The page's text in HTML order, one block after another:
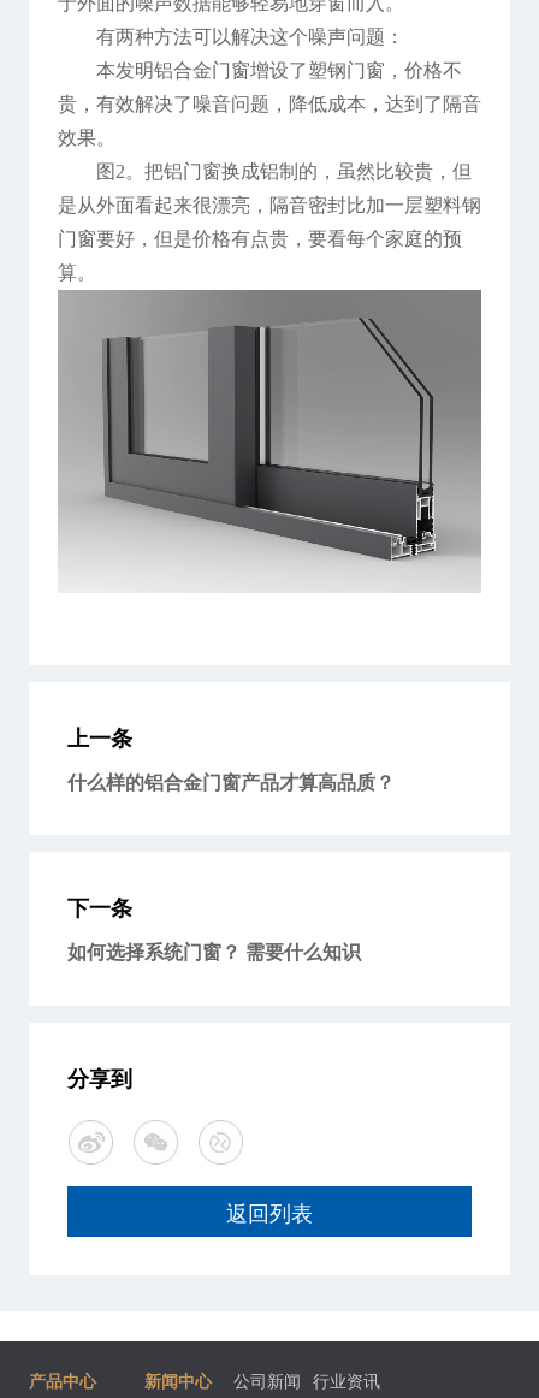
有两种方法可以解决这个噪声问题：
本发明铝合金门窗增设了塑钢门窗，价格不
贵，有效解决了噪音问题，降低成本，达到了隔音
效果。
图2。把铝门窗换成铝制的，虽然比较贵，但
是从外面看起来很漂亮，隔音密封比加一层塑料钢
门窗要好，但是价格有点贵，要看每个家庭的预
算。
上一条
什么样的铝合金门窗产品才算高品质？
下一条
如何选择系统门窗？ 需要什么知识
分享到
返回列表
产品中心 新闻中心 公司新闻 行业资讯